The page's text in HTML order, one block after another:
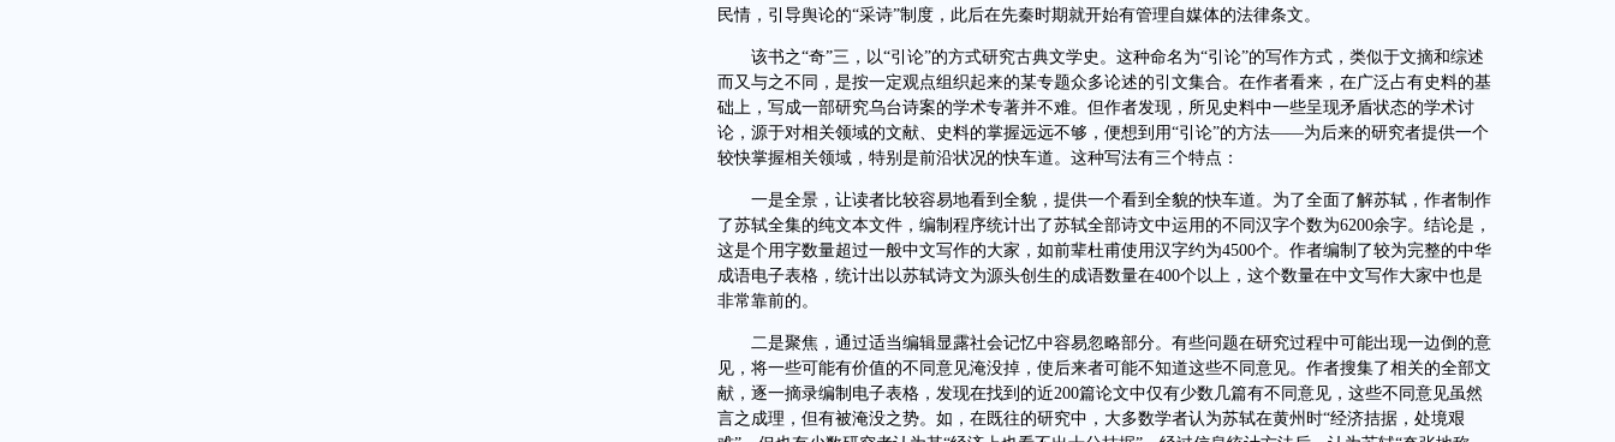
民情，引导舆论的“采诗”制度，此后在先秦时期就开始有管理自媒体的法律条文。
该书之“奇”三，以“引论”的方式研究古典文学史。这种命名为“引论”的写作方式，类似于文摘和综述
而又与之不同，是按一定观点组织起来的某专题众多论述的引文集合。在作者看来，在广泛占有史料的基
础上，写成一部研究乌台诗案的学术专著并不难。但作者发现，所见史料中一些呈现矛盾状态的学术讨
论，源于对相关领域的文献、史料的掌握远远不够，便想到用“引论”的方法——为后来的研究者提供一个
较快掌握相关领域，特别是前沿状况的快车道。这种写法有三个特点：
一是全景，让读者比较容易地看到全貌，提供一个看到全貌的快车道。为了全面了解苏轼，作者制作
了苏轼全集的纯文本文件，编制程序统计出了苏轼全部诗文中运用的不同汉字个数为6200余字。结论是，
这是个用字数量超过一般中文写作的大家，如前辈杜甫使用汉字约为4500个。作者编制了较为完整的中华
成语电子表格，统计出以苏轼诗文为源头创生的成语数量在400个以上，这个数量在中文写作大家中也是
非常靠前的。
二是聚焦，通过适当编辑显露社会记忆中容易忽略部分。有些问题在研究过程中可能出现一边倒的意
见，将一些可能有价值的不同意见淹没掉，使后来者可能不知道这些不同意见。作者搜集了相关的全部文
献，逐一摘录编制电子表格，发现在找到的近200篇论文中仅有少数几篇有不同意见，这些不同意见虽然
言之成理，但有被淹没之势。如，在既往的研究中，大多数学者认为苏轼在黄州时“经济拮据，处境艰